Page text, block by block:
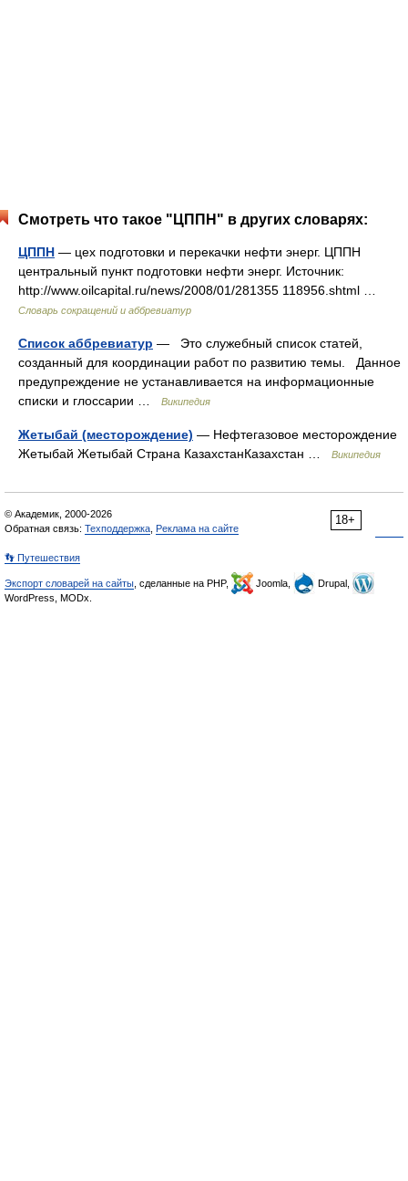
Смотреть что такое "ЦППН" в других словарях:
ЦППН — цех подготовки и перекачки нефти энерг. ЦППН
центральный пункт подготовки нефти энерг. Источник:
http://www.oilcapital.ru/news/2008/01/281355 118956.shtml …
Словарь сокращений и аббревиатур
Список аббревиатур — Это служебный список статей,
созданный для координации работ по развитию темы. Данное
предупреждение не устанавливается на информационные
списки и глоссарии …
Википедия
Жетыбай (месторождение) — Нефтегазовое месторождение
Жетыбай Жетыбай Страна КазахстанКазахстан …
Википедия
18+
© Академик, 2000-2026
Обратная связь: Техподдержка Реклама на сайте
👣 Путешествия
Экспорт словарей на сайты , сделанные на PHP, Joomla,
Drupal,
WordPress, MODx.